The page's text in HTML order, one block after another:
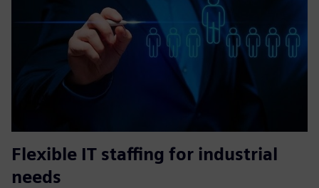
Flexible IT staffing for industrial
needs